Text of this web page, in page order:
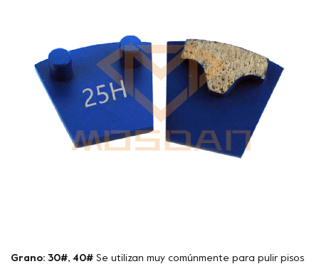
Grano: 30#, 40# Se utilizan muy comúnmente para pulir pisos